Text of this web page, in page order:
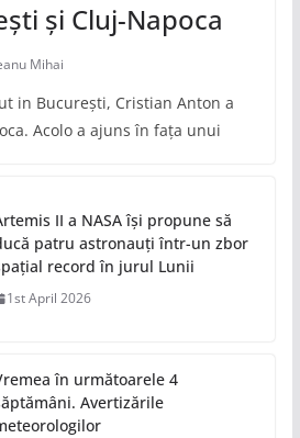
și Cluj-Napoca
Mihai
in București, Cristian Anton a
Acolo a ajuns în fața unui
II a NASA își propune să
patru astronauți într-un zbor
record în jurul Lunii
1st April 2026
în următoarele 4
Avertizările